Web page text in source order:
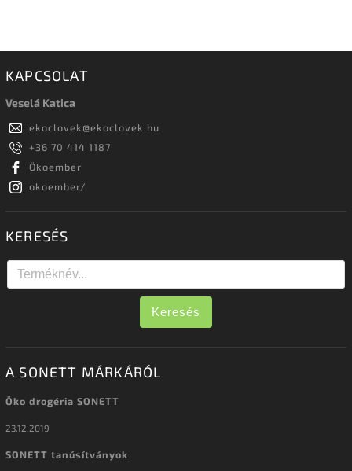
KAPCSOLAT
Veselá Katica
ekoclovek@ekoclovek.hu
+36 70 414 1187
Ökoember
okoember/
KERESÉS
Keresés
A SONETT MÁRKÁRÓL
Öko drogéria SONETT
23.12.2019
SONETT tanúsítványok